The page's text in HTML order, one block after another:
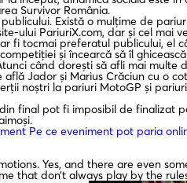
Survivor România.
Există o mulțime de
ului PariuriX.com, dar și cel mai
fi tocmai preferatul publicului, el
și încearcă să îl
când dorești să afli mai
Jador și Marius Crăciun cu
noștri la pariuri MotoGP și
final pot fi imposibil de finalizat
Pe ce eveniment pot paria
Yes, and there are even
that don’t always play by the